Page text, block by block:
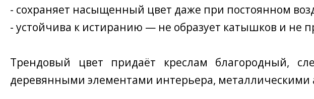
- сохраняет насыщенный цвет даже при постоянном
- устойчива к истиранию — не образует катышков и не
Трендовый цвет придаёт креслам благородный,
деревянными элементами интерьера, металлическими